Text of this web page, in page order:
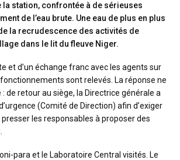
station, confrontée à de sérieuses
de l’eau brute. Une eau de plus en plus
la recrudescence des activités de
dans le lit du fleuve Niger.
et d’un échange franc avec les agents sur
sont relevés. La réponse ne
de retour au siège, la Directrice générale a
(Comité de Direction) afin d’exiger
les responsables à proposer des
para et le Laboratoire Central visités. Le